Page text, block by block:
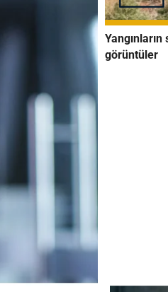
görüntüler